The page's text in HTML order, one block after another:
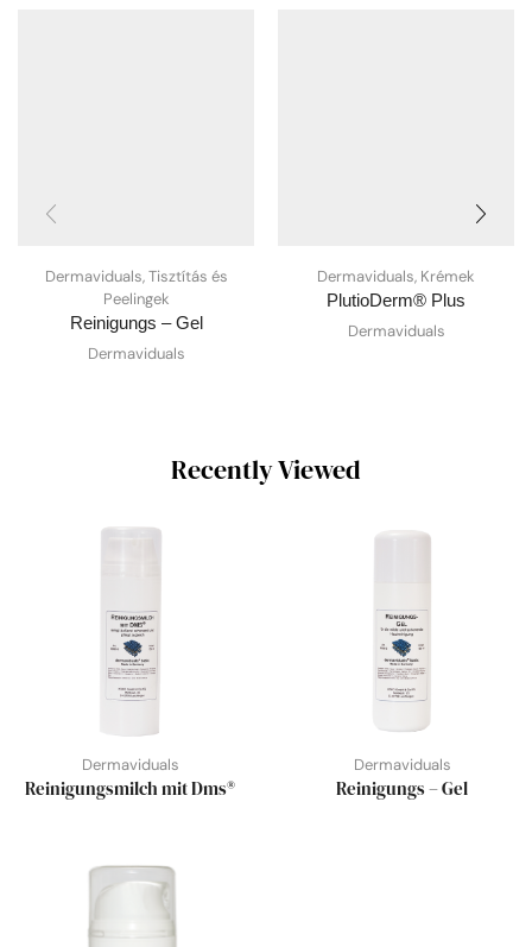
Dermaviduals,Tisztítás és
Peelingek
Reinigungs – Gel
Dermaviduals
Dermaviduals, Krémek
PlutioDerm® Plus
Dermaviduals
Recently Viewed
Dermaviduals
Reinigungsmilch mit Dms®
Dermaviduals
Reinigungs – Gel